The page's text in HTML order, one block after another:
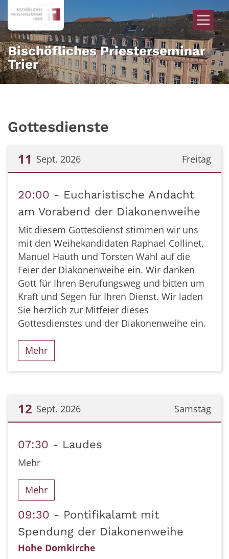
Zum Inhalt springen
Bischöfliches Priesterseminar
Trier
Gottesdienste
Freitag
11 Sept. 2026
20:00
Eucharistische Andacht
am Vorabend der Diakonenweihe
Mit diesem Gottesdienst stimmen wir uns
mit den Weihekandidaten Raphael Collinet,
Manuel Hauth und Torsten Wahl auf die
Feier der Diakonenweihe ein. Wir danken
Gott für Ihren Berufungsweg und bitten um
Kraft und Segen für Ihren Dienst. Wir laden
Sie herzlich zur Mitfeier dieses
Gottesdienstes und der Diakonenweihe ein.
Mehr
Samstag
12 Sept. 2026
07:30 Laudes
Mehr
Mehr
09:30
Pontifikalamt mit
Spendung der Diakonenweihe
Hohe Domkirche